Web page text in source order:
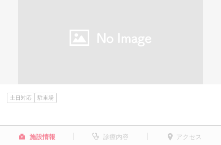
土日対応 駐車場
施設情報 診療内容 アクセス